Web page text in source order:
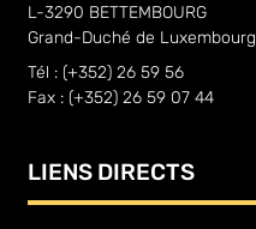
L-3290 BETTEMBOURG
Grand-Duché de Luxembourg
Tél : (+352) 26 59 56
Fax : (+352) 26 59 07 44
LIENS DIRECTS